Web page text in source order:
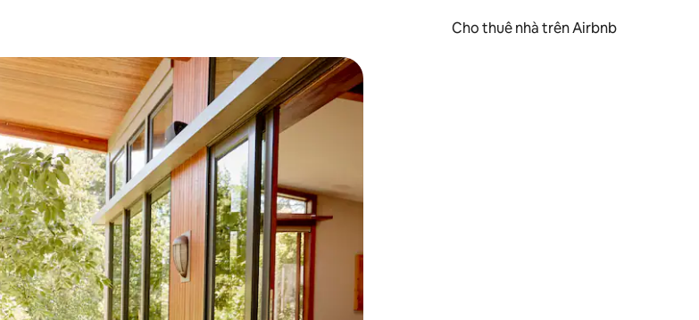
Cho thuê nhà trên Airbnb
khám phá bằng các thao tác chạm hoặc vuốt.